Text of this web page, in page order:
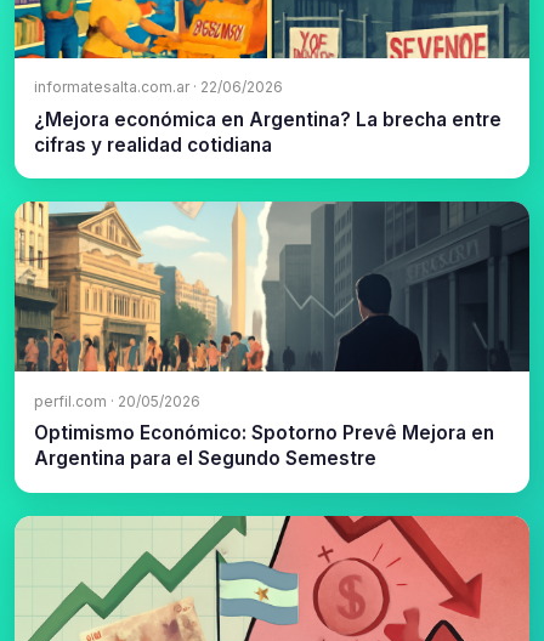
informatesalta.com.ar · 22/06/2026
¿Mejora económica en Argentina? La brecha entre
cifras y realidad cotidiana
perfil.com · 20/05/2026
Optimismo Económico: Spotorno Prevê Mejora en
Argentina para el Segundo Semestre